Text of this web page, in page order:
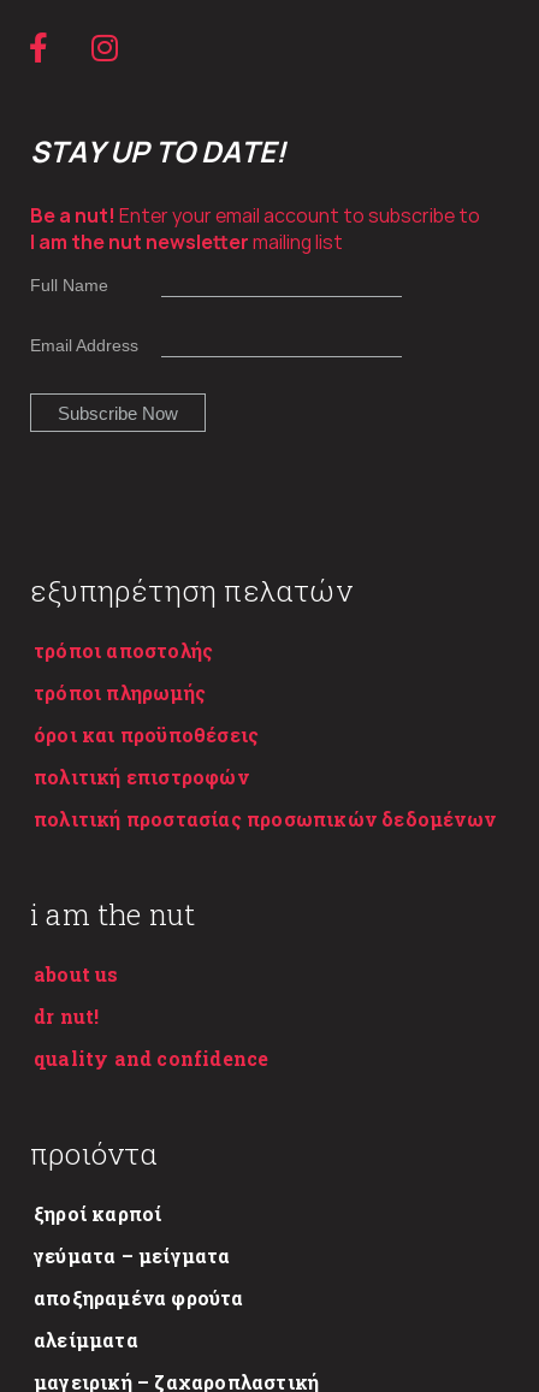
STAY UP TO DATE!
Be a nut! Enter your email account to subscribe to
I am the nut newslettermailing list
Full Name
Email Address
εξυπηρέτηση πελατών
τρόποι αποστολής
τρόποι πληρωμής
όροι και προϋποθέσεις
πολιτική επιστροφών
πολιτική προστασίας προσωπικών δεδομένων
i am the nut
about us
dr nut!
quality and confidence
προιόντα
ξηροί καρποί
γεύματα – μείγματα
αποξηραμένα φρούτα
αλείμματα
μαγειρική – ζαχαροπλαστική